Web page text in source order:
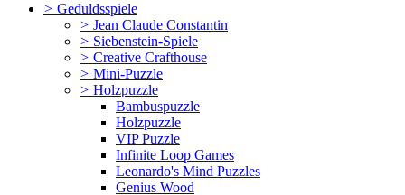
> Geduldsspiele
> Jean Claude Constantin
> Siebenstein-Spiele
> Creative Crafthouse
> Mini-Puzzle
> Holzpuzzle
Bambuspuzzle
Holzpuzzle
VIP Puzzle
Infinite Loop Games
Leonardo's Mind Puzzles
Genius Wood